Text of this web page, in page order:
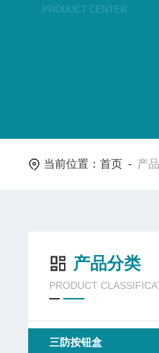
PRODUCT CENTER
当前位置：首页 - 产
产品分类
PRODUCT
三防按钮盒